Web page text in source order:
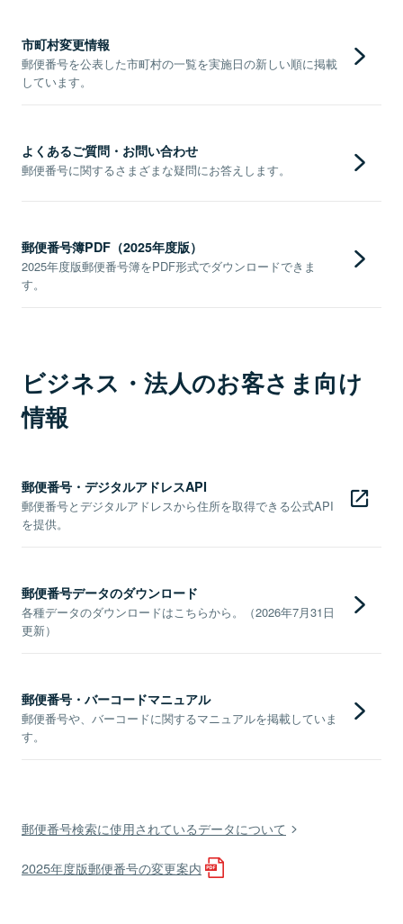
市町村変更情報
郵便番号を公表した市町村の一覧を実施日の新しい順に掲載
しています。
よくあるご質問・お問い合わせ
郵便番号に関するさまざまな疑問にお答えします。
郵便番号簿PDF（2025年度版）
2025年度版郵便番号簿をPDF形式でダウンロードできま
す。
ビジネス・法人のお客さま向け
情報
郵便番号・デジタルアドレスAPI
郵便番号とデジタルアドレスから住所を取得できる公式API
を提供。
郵便番号データのダウンロード
各種データのダウンロードはこちらから。（2026年7月31日
更新）
郵便番号・バーコードマニュアル
郵便番号や、バーコードに関するマニュアルを掲載していま
す。
郵便番号検索に使用されているデータについて
2025年度版郵便番号の変更案内